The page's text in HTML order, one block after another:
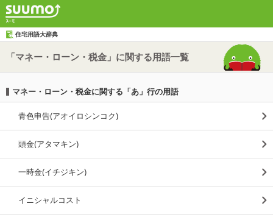
住宅用語大辞典
「マネー・ローン・税金」に関する用語一覧
マネー・ローン・税金に関する「あ」行の用語
青色申告(アオイロシンコク)
頭金(アタマキン)
一時金(イチジキン)
イニシャルコスト